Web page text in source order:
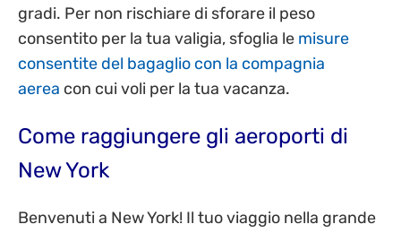
gradi. Per non rischiare di sforare il peso
consentito per la tua valigia, sfoglia le misure
consentite del bagaglio con la compagnia
aerea con cui voli per la tua vacanza.
Come raggiungere gli aeroporti di
New York
Benvenuti a New York! Il tuo viaggio nella grande